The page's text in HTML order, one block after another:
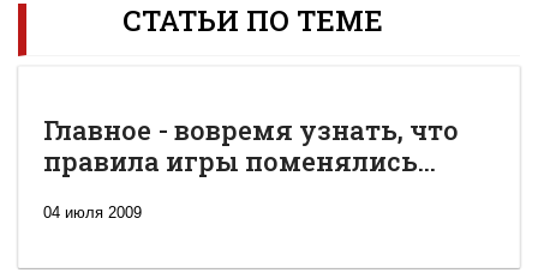
СТАТЬИ ПО ТЕМЕ
Главное - вовремя узнать, что
правила игры поменялись...
04 июля 2009